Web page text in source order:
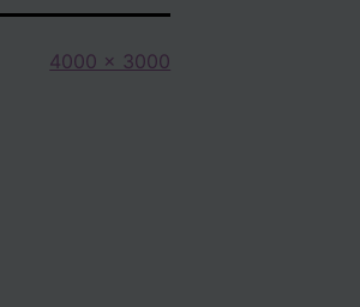
Originalgröße
4000 × 3000